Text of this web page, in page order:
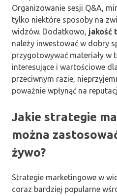
Organizowanie sesji Q&A,
tylko niektóre sposoby na
widzów. Dodatkowo, jakość
należy inwestować w dobry
przygotowywać materiały w
interesujące i wartościowe
przeciwnym razie,
poważnie wpłynąć na
Jakie strategie
można
żywo?
Strategie marketingowe w
coraz bardziej popularne